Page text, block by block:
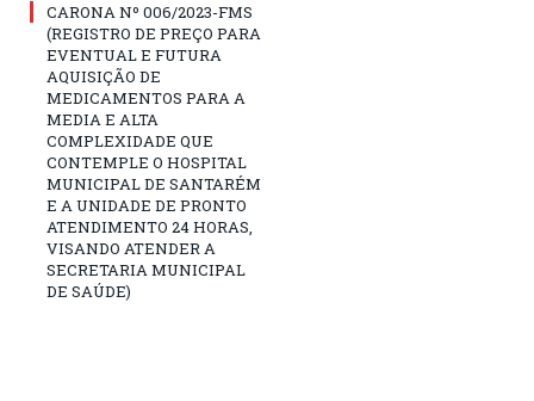
CARONA Nº 006/2023-FMS
(REGISTRO DE PREÇO PARA
EVENTUAL E FUTURA
AQUISIÇÃO DE
MEDICAMENTOS PARA A
MEDIA E ALTA
COMPLEXIDADE QUE
CONTEMPLE O HOSPITAL
MUNICIPAL DE SANTARÉM
E A UNIDADE DE PRONTO
ATENDIMENTO 24 HORAS,
VISANDO ATENDER A
SECRETARIA MUNICIPAL
DE SAÚDE)